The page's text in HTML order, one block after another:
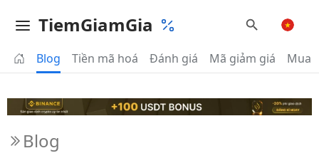
TiemGiamGia
Blog Tiền mã hoá Đánh giá Mã giảm giá Mua
Blog